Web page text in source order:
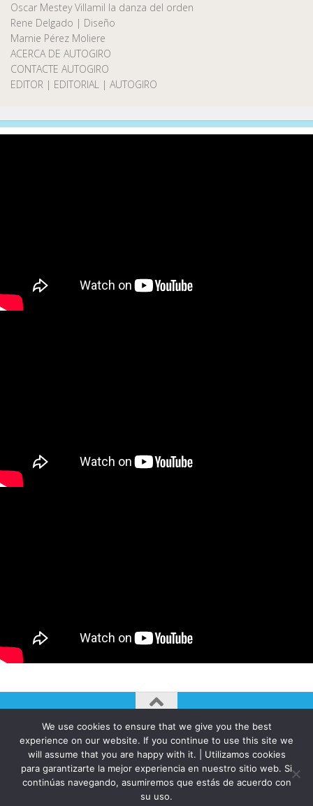
Oscar Mestey Villamil la danza del orden
Rene Delgado | Diseño
Marnie Pérez Moliere
ACERCA DE AUTOGIRO
CONTACTE AUTOGIRO
EDITOR | EDITORIAL | AUTOGIRO
AUTOGIRO/el giro del arte actual © JAVIER MARTINEZ 2026. All
Rights Reserved.
Funciona con - Diseñado con elTema Hueman
We use cookies to ensure that we give you the best
experience on our website. If you continue to use this site we
will assume that you are happy with it. | Utilizamos cookies
para garantizarte la mejor experiencia en nuestro sitio web. Si
continúas navegando, asumiremos que estás de acuerdo con
su uso.